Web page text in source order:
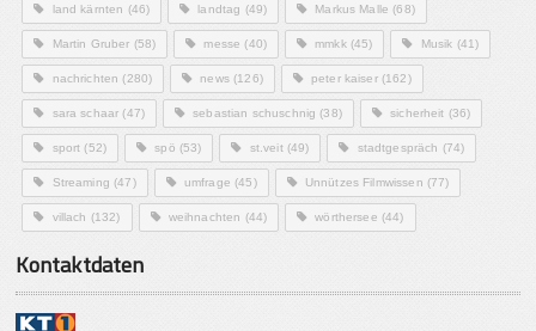
land kärnten (46) landtag (49) Markus Malle (68)
Martin Gruber (58) messe (40) mmkk(45) Musik (41)
nachrichten (280) news(126) peter kaiser(162)
sara schaar (47) sebastian schuschnig (38) sicherheit (36)
sport (52) spö (53) st.veit(49) stadtgespräch (74)
Streaming (47) umfrage (45) Unnützes Filmwissen (77)
villach (132) weihnachten (44) wörthersee (44)
Kontaktdaten